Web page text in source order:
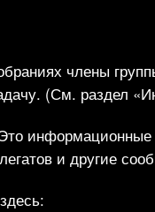
члены
(См. раздел
информационные
и другие